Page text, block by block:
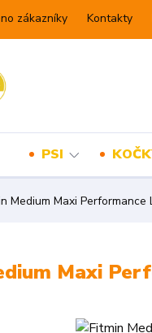
zákazníky Kontakty
PSI
Medium Maxi
Maxi